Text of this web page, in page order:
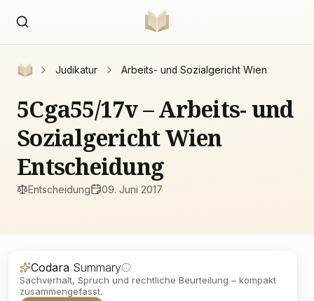
Judikatur Arbeits- und Sozialgericht Wien
5Cga55/17v – Arbeits- und
Sozialgericht Wien
Entscheidung
Entscheidung 09. Juni 2017
Codara Summary
Sachverhalt, Spruch und rechtliche Beurteilung – kompakt
zusammengefasst.